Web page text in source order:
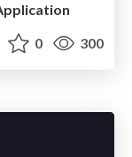
0 300